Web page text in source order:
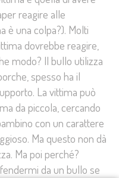
reagire alle
è una colpa?). Molti
dovrebbe reagire,
modo? Il bullo utilizza
spesso ha il
La vittima può
da piccola, cercando
con un carattere
Ma questo non dà
Ma poi perché?
da un bullo se